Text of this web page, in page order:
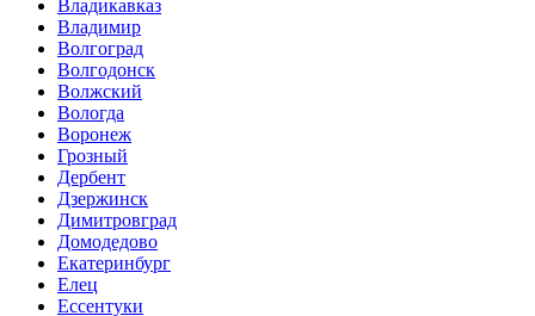
Владикавказ
Владимир
Волгоград
Волгодонск
Волжский
Вологда
Воронеж
Грозный
Дербент
Дзержинск
Димитровград
Домодедово
Екатеринбург
Елец
Ессентуки